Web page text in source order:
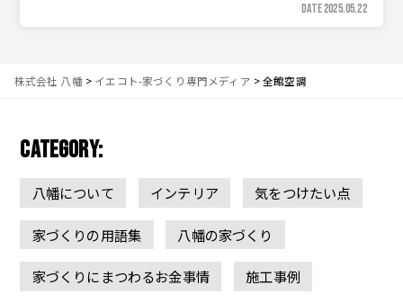
DATE 2025.05.22
株式会社 八幡> イエコト-家づくり専門メディア >全館空調
CATEGORY:
八幡について インテリア 気をつけたい点
家づくりの用語集 八幡の家づくり
家づくりにまつわるお金事情 施工事例